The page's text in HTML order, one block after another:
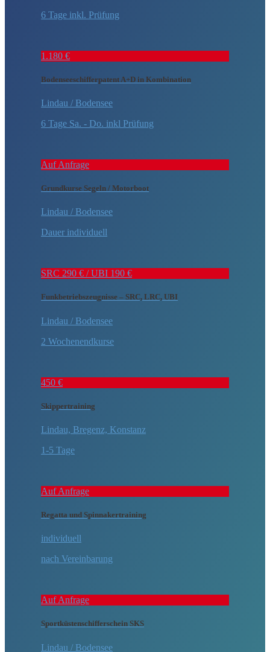
6 Tage inkl. Prüfung
1.180 €
Bodenseeschifferpatent A+D in Kombination
Lindau / Bodensee
6 Tage Sa. - Do. inkl Prüfung
Auf Anfrage
Grundkurse Segeln / Motorboot
Lindau / Bodensee
Dauer individuell
SRC 290 € / UBI 190 €
Funkbetriebszeugnisse – SRC, LRC, UBI
Lindau / Bodensee
2 Wochenendkurse
450 €
Skippertraining
Lindau, Bregenz, Konstanz
1-5 Tage
Auf Anfrage
Regatta und Spinnakertraining
individuell
nach Vereinbarung
Auf Anfrage
Sportküstenschifferschein SKS
Lindau / Bodensee